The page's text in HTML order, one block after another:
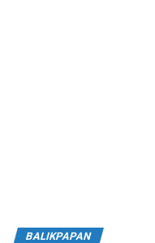
BALIKPAPAN